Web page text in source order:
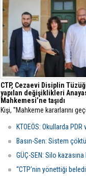
eleştirdi.
CTP, Cezaevi Disiplin
yapılan değişiklikleri
Mahkemesi’ne taşıdı
Kişi, ''Mahkeme kararlarını
veren bu anlayış kabul
KTOEÖS: Okullarda
Basın-Sen: Sistem
GÜÇ-SEN: Silo
“CTP’nin yönettiği